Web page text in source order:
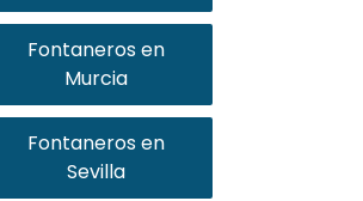
Fontaneros en
Murcia
Fontaneros en
Sevilla